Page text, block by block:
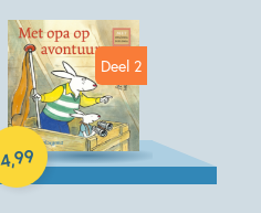
Deel 2
4,99